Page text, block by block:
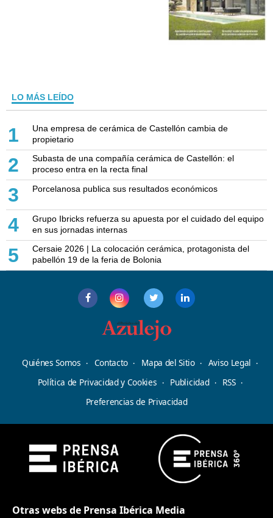
LO MÁS LEÍDO
1
Una empresa de cerámica de Castellón cambia de
propietario
2
Subasta de una compañía cerámica de Castellón: el
proceso entra en la recta final
3 Porcelanosa publica sus resultados económicos
4
Grupo Ibricks refuerza su apuesta por el cuidado del equipo
en sus jornadas internas
5
Cersaie 2026 | La colocación cerámica, protagonista del
pabellón 19 de la feria de Bolonia
Quiénes Somos Contacto Mapa del Sitio
Aviso Legal
Política de Privacidad y Cookies
Publicidad
RSS
Preferencias de Privacidad
Otras webs de Prensa Ibérica Media